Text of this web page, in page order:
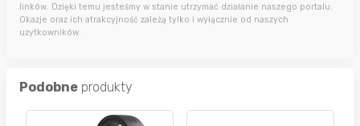
linków. Dzięki temu jesteśmy w stanie utrzymać działanie naszego portalu.
Okazje oraz ich atrakcyjność zależą tylko i wyłącznie od naszych
użytkowników.
Podobne produkty